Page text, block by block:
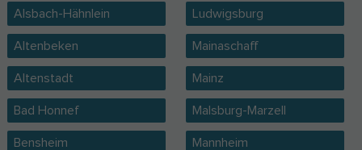
Alsbach-Hähnlein
Altenbeken
Altenstadt
Bad Honnef
Bensheim
Ludwigsburg
Mainaschaff
Mainz
Malsburg-Marzell
Mannheim